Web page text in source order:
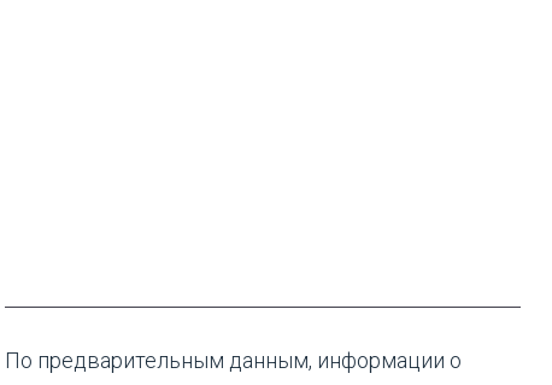
По предварительным данным, информации о